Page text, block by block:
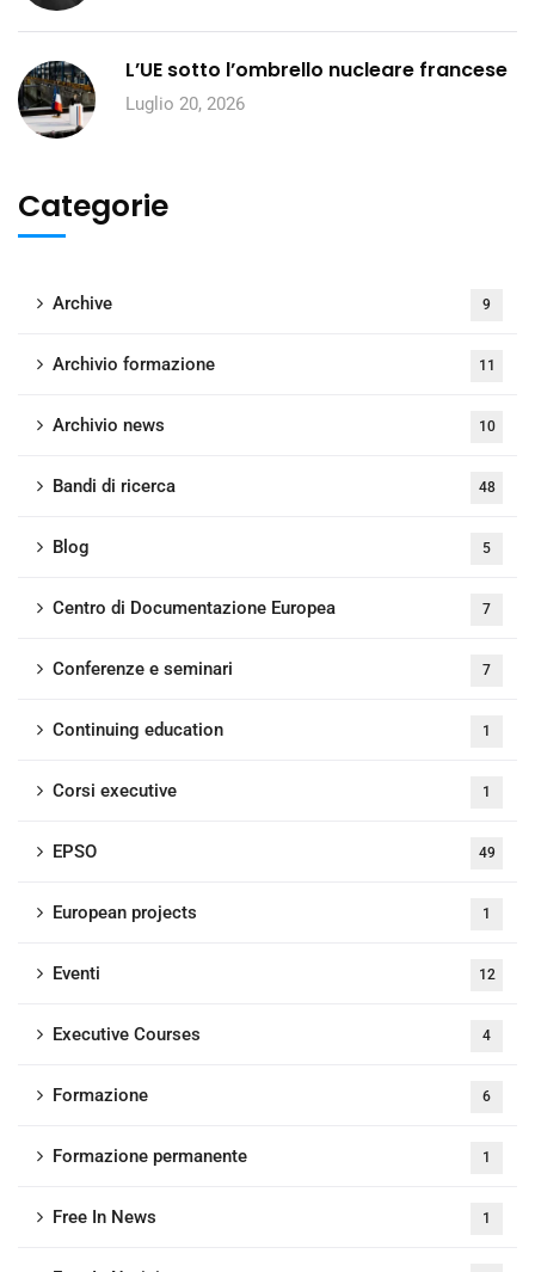
L’UE sotto l’ombrello nucleare francese
Luglio 20, 2026
Categorie
Archive 9
Archivio formazione 11
Archivio news 10
Bandi di ricerca 48
Blog 5
Centro di Documentazione Europea 7
Conferenze e seminari 7
Continuing education 1
Corsi executive 1
EPSO 49
European projects 1
Eventi 12
Executive Courses 4
Formazione 6
Formazione permanente 1
Free In News 1